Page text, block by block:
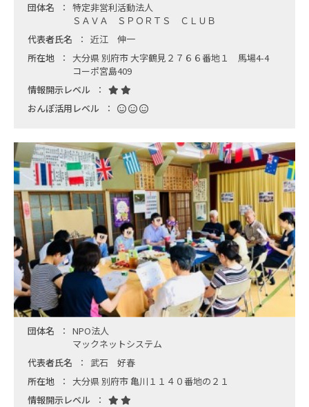
団体名
特定非営利活動法人
ＳＡＶＡ ＳＰＯＲＴＳ ＣＬＵＢ
代表者氏名
近江 伸一
所在地
大分県 別府市 大字鶴見２７６６番地１ 馬場4-4
コーポ宮島409
情報開示レベル
おんぽ活用レベル
団体名
NPO法人
マックネットシステム
代表者氏名
武石 好春
所在地
大分県 別府市 亀川１１４０番地の２１
情報開示レベル